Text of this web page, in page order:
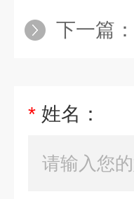
下一篇：
* 姓名：